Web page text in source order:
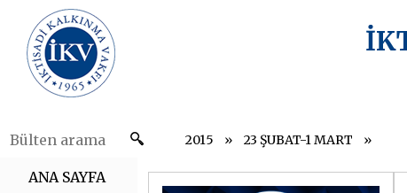
2015 23 ŞUBAT-1 MART
ANA SAYFA